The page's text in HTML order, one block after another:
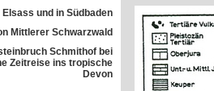
und in Südbaden
Mittlerer Schwarzwald
Schmithof bei
Zeitreise ins tropische
Devon